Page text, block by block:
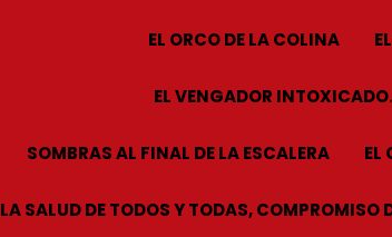
EL ORCO DE LA COLINA
EL VENGADOR INTOXICADO.
SOMBRAS AL FINAL DE LA ESCALERA EL
LA SALUD DE TODOS Y TODAS, COMPROMISO